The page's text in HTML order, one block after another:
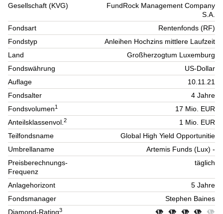
Gesellschaft (KVG)
FundRock Management Company
S.A.
Fondsart
Rentenfonds (RF)
Fondstyp
Anleihen Hochzins mittlere Laufzeit
Land
Großherzogtum Luxemburg
Fondswährung
US-Dollar
Auflage
10.11.21
Fondsalter
4 Jahre
Fondsvolumen1
17 Mio. EUR
Anteilsklassenvol.2
1 Mio. EUR
Teilfondsname
Global High Yield Opportunitie
Umbrellaname
Artemis Funds (Lux) -
Preisberechnungs-
Frequenz
täglich
Anlagehorizont
5 Jahre
Fondsmanager
Stephen Baines
Diamond-Rating3